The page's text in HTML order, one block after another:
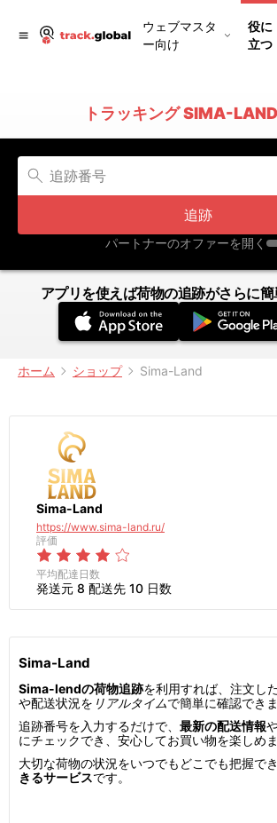
ウェブマスタ
ー向け
役に
立つ
トラッキング SIMA-
追跡
パートナーのオファーを開く
アプリを使えば荷物の追跡がさらに
ホーム ショップ Sima-Land
Sima-Land
https://www.sima-land.ru/
評価
平均配達日数
発送元 8 配送先 10 日数
Sima-Land
Sima-lendの荷物追跡を利用すれば、注文し
や配送状況を リアルタイムで簡単に確認できま
追跡番号を入力するだけで、 最新の配送情報
にチェックでき、安心してお買い物を楽しめま
大切な荷物の状況をいつでもどこでも把握でき
きるサービスです。